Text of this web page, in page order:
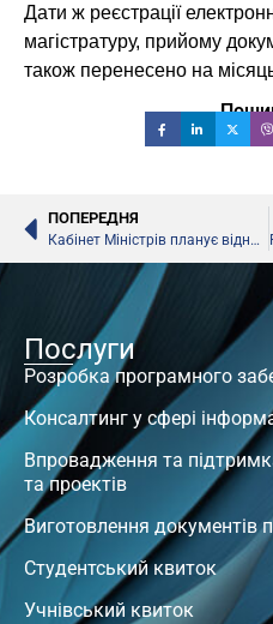
Дати ж реєстрації
магістратуру, прийому
також перенесено на
ПОПЕРЕДНЯ
Кабінет Міністрів планує відновити роботу дитячих садочків з 25 травня
Послуги
Розробка програмного
Консалтинг у сфері
Впровадження та
та проектів
Виготовлення документів
Студентський квиток
Учнівський квиток